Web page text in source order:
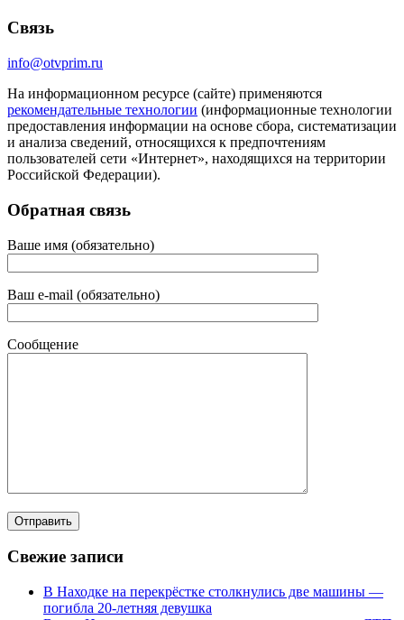
Связь
info@otvprim.ru
На информационном ресурсе (сайте) применяются
рекомендательные технологии (информационные технологии
предоставления информации на основе сбора, систематизации
и анализа сведений, относящихся к предпочтениям
пользователей сети «Интернет», находящихся на территории
Российской Федерации).
Обратная связь
Ваше имя (обязательно)
Ваш e-mail (обязательно)
Сообщение
Свежие записи
В Находке на перекрёстке столкнулись две машины —
погибла 20-летняя девушка